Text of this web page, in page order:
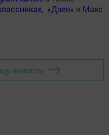
, «Дзен» и Макс
новости